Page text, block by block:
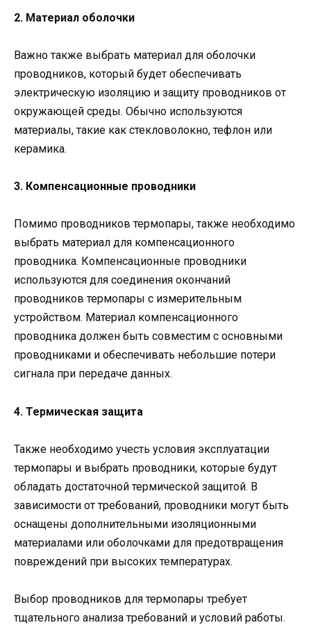
2. Материал оболочки
Важно также выбрать материал для оболочки
проводников, который будет обеспечивать
электрическую изоляцию и защиту проводников от
окружающей среды. Обычно используются
материалы, такие как стекловолокно, тефлон или
керамика.
3. Компенсационные проводники
Помимо проводников термопары, также необходимо
выбрать материал для компенсационного
проводника. Компенсационные проводники
используются для соединения окончаний
проводников термопары с измерительным
устройством. Материал компенсационного
проводника должен быть совместим с основными
проводниками и обеспечивать небольшие потери
сигнала при передаче данных.
4. Термическая защита
Также необходимо учесть условия эксплуатации
термопары и выбрать проводники, которые будут
обладать достаточной термической защитой. В
зависимости от требований, проводники могут быть
оснащены дополнительными изоляционными
материалами или оболочками для предотвращения
повреждений при высоких температурах.
Выбор проводников для термопары требует
тщательного анализа требований и условий работы.